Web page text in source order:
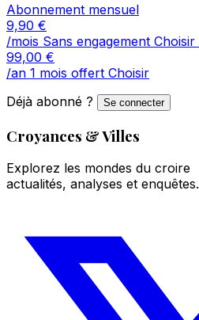
Abonnement mensuel
9,90 €
/mois Sans engagement Choisir
99,00 €
/an 1 mois offert Choisir
Déjà abonné ?
Se connecter
Croyances & Villes
Explorez les mondes du croire
actualités, analyses et enquêtes.